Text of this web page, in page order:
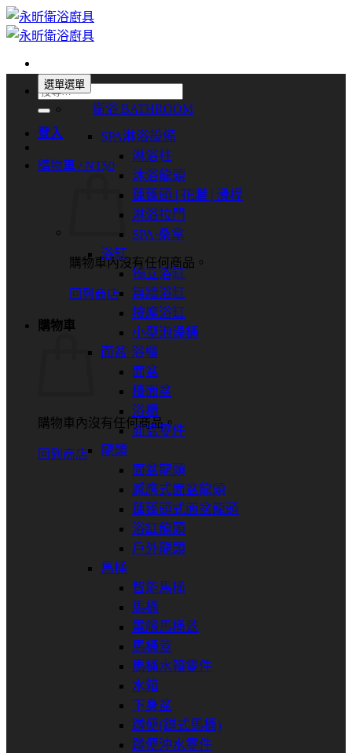
Skip
to
content
搜
尋
關
字:
登入
購物車 /NT$0
購物車內沒有任何商品。
回到商店
購物車
購物車內沒有任何商品。
回到商店
選單選單
衛浴 BATHROOM
SPA淋浴設備
淋浴柱
沐浴龍頭
蓮蓬頭 | 花灑 | 滑桿
淋浴拉門
SPA⋅桑拿
浴缸
獨立浴缸
無牆浴缸
按摩浴缸
小型泡澡桶
面盆⋅浴櫃
面盆
檯面盆
浴櫃
面盆零件
龍頭
面盆龍頭
感應式面盆龍頭
蓮蓬頭式面盆龍頭
浴缸龍頭
戶外龍頭
馬桶
智能馬桶
馬桶
電腦馬桶蓋
馬桶蓋
馬桶水箱零件
水箱
下身盆
蹲便(蹲式馬桶)
蹲便沖水零件